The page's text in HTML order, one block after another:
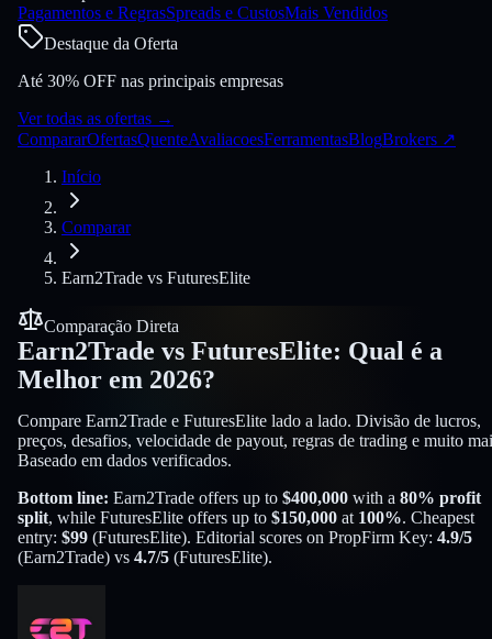
Pagamentos e RegrasSpreads e CustosMais Vendidos
Destaque da Oferta
Até 30% OFF nas principais empresas
Ver todas as ofertas →
CompararOfertasQuenteAvaliacoesFerramentasBlogBrokers ↗
Início
Comparar
Earn2Trade vs FuturesElite
Comparação Direta
Earn2Trade vs FuturesElite: Qual é a
Melhor em 2026?
Compare Earn2Trade e FuturesElite lado a lado. Divisão de lucros,
preços, desafios, velocidade de payout, regras de trading e muito
Baseado em dados verificados.
Bottom line: Earn2Trade offers up to $400,000 with a 80% profit
split, while FuturesElite offers up to $150,000 at 100%. Cheapest
entry: $99 (FuturesElite). Editorial scores on PropFirm Key: 4.9/5
(Earn2Trade) vs 4.7/5 (FuturesElite).